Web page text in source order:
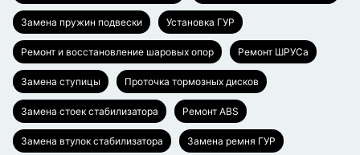
Замена пружин подвески Установка ГУР
Ремонт и восстановление шаровых опор Ремонт ШРУСа
Замена ступицы Проточка тормозных дисков
Замена стоек стабилизатора Ремонт ABS
Замена втулок стабилизатора Замена ремня ГУР